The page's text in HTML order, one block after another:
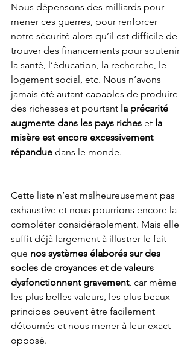
Nous dépensons des milliards pour
mener ces guerres, pour renforcer
notre sécurité alors qu’il est difficile de
trouver des financements pour soutenir
la santé, l’éducation, la recherche, le
logement social, etc. Nous n’avons
jamais été autant capables de produire
des richesses et pourtant la précarité
augmente dans les pays riches et la
misère est encore excessivement
répandue dans le monde.
Cette liste n’est malheureusement pas
exhaustive et nous pourrions encore la
compléter considérablement. Mais elle
suffit déjà largement à illustrer le fait
que nos systèmes élaborés sur des
socles de croyances et de valeurs
dysfonctionnent gravement, car même
les plus belles valeurs, les plus beaux
principes peuvent être facilement
détournés et nous mener à leur exact
opposé.